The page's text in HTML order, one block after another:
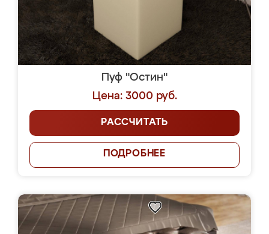
Пуф "Остин"
Цена: 3000 руб.
РАССЧИТАТЬ
ПОДРОБНЕЕ